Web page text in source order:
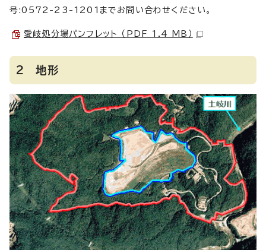
号:0572-23-1201までお問い合わせください。
愛岐処分場パンフレット （PDF 1.4 MB）
2 地形